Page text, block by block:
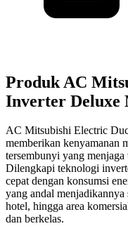
Produk AC
Inverter Deluxe
AC Mitsubishi Electric
memberikan kenyamanan
tersembunyi yang
Dilengkapi teknologi
cepat dengan konsumsi
yang andal
hotel, hingga area
dan berkelas.